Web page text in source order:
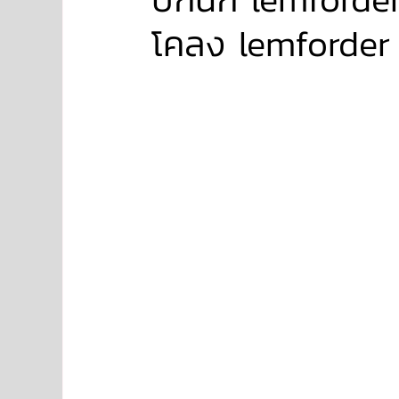
FORD JAGUAR RANGE
โคลง lemforder